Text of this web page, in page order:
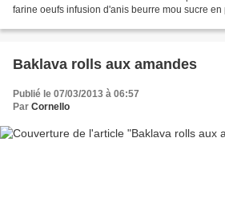
farine oeufs infusion d'anis beurre mou sucre
Baklava rolls aux amandes
Publié le 07/03/2013 à 06:57
Par Cornello